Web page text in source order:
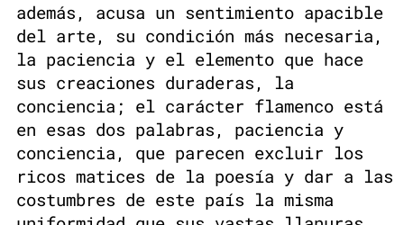
además, acusa un sentimiento apacible
del arte, su condición más necesaria,
la paciencia y el elemento que hace
sus creaciones duraderas, la
conciencia; el carácter flamenco está
en esas dos palabras, paciencia y
conciencia, que parecen excluir los
ricos matices de la poesía y dar a las
costumbres de este país la misma